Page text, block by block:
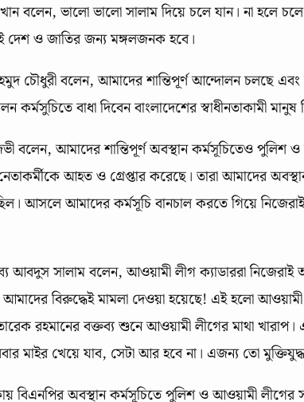
বলেন, ভালো ভালো সালাম দিয়ে চলে যান। না হলে
দেশ ও জাতির জন্য মঙ্গলজনক হবে।
চৌধুরী বলেন, আমাদের শান্তিপূর্ণ আন্দোলন চলছে এবং
বাধা দিবেন বাংলাদেশের স্বাধীনতাকামী
বলেন, আমাদের শান্তিপূর্ণ অবস্থান কর্মসূচিতেও পুলিশ ও
আহত ও গ্রেপ্তার করেছে। তারা আমাদের
আসলে আমাদের কর্মসূচি বানচাল করতে গিয়ে
আবদুস সালাম বলেন, আওয়ামী লীগ ক্যাডাররা নিজেরাই
বিরুদ্ধেই মামলা দেওয়া হয়েছে! এই হলো
রহমানের বক্তব্য শুনে আওয়ামী লীগের মাথা
মাইর খেয়ে যাব, সেটা আর হবে না। এজন্য তো
বিএনপির অবস্থান কর্মসূচিতে পুলিশ ও আওয়ামী লীগের